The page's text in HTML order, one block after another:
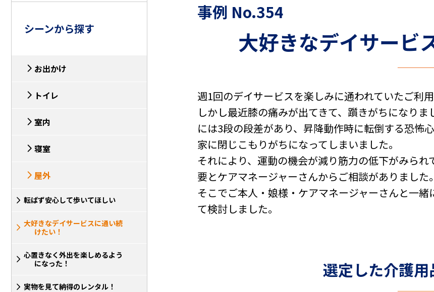
シーンから探す
お出かけ
トイレ
室内
寝室
屋外
転ばず安心して歩いてほしい
大好きなデイサービスに通い続
けたい！
心置きなく外出を楽しめるよう
になった！
実物を見て納得のレンタル！
事例 No.354
大好きなデイサービ
週1回のデイサービスを楽しみに通われていたご利用
しかし最近膝の痛みが出てきて、躓きがちになり
には3段の段差があり、昇降動作時に転倒する恐怖
家に閉じこもりがちになってしまいました。
それにより、運動の機会が減り筋力の低下がみら
要とケアマネージャーさんからご相談がありました。
そこでご本人・娘様・ケアマネージャーさんと一
て検討しました。
選定した介護